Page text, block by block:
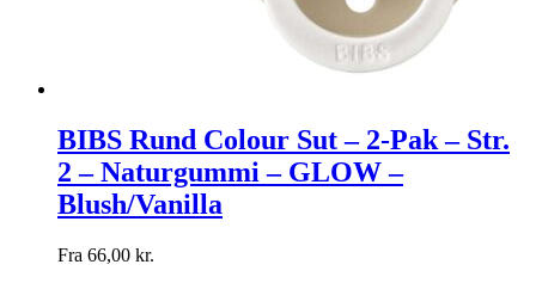
BIBS Rund Colour Sut – 2-Pak – Str.
2 – Naturgummi – GLOW –
Blush/Vanilla
Fra 66,00 kr.